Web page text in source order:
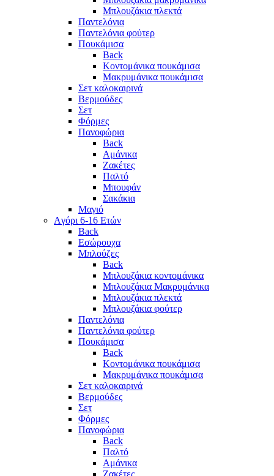
Μπλουζάκια πλεκτά
Παντελόνια
Παντελόνια φούτερ
Πουκάμισα
Back
Κοντομάνικα πουκάμισα
Μακρυμάνικα πουκάμισα
Σετ καλοκαιρινά
Βερμούδες
Σετ
Φόρμες
Πανοφώρια
Back
Αμάνικα
Ζακέτες
Παλτό
Μπουφάν
Σακάκια
Μαγιό
Aγόρι 6-16 Ετών
Back
Eσώρουχα
Μπλούζες
Back
Μπλουζάκια κοντομάνικα
Μπλουζάκια Μακρυμάνικα
Μπλουζάκια πλεκτά
Μπλουζάκια φούτερ
Παντελόνια
Παντελόνια φούτερ
Πουκάμισα
Back
Κοντομάνικα πουκάμισα
Μακρυμάνικα πουκάμισα
Σετ καλοκαιρινά
Βερμούδες
Σετ
Φόρμες
Πανοφώρια
Back
Παλτό
Αμάνικα
Ζακέτες